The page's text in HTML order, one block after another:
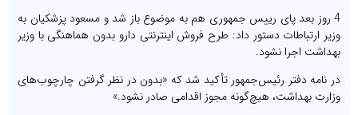
4 روز بعد پای رییس جمهوری هم به موضوع باز شد و مسعود پزشکیان به
وزیر ارتباطات دستور داد: طرح فروش اینترنتی دارو بدون هماهنگی با وزیر
بهداشت اجرا نشود.
در نامه دفتر رئیس‌جمهور تأکید شد که «بدون در نظر گرفتن چارچوب‌های
وزارت بهداشت، هیچ‌گونه مجوز اقدامی صادر نشود.»